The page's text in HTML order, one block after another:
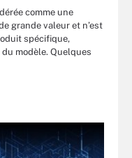
comme une
grande valeur et n’est
spécifique,
modèle. Quelques